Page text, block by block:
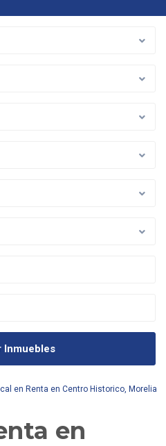
Inmuebles
en Renta en Centro Historico, Morelia
en